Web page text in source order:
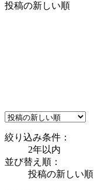
投稿の新しい順
絞り込み条件：
2年以内
並び替え順：
投稿の新しい順